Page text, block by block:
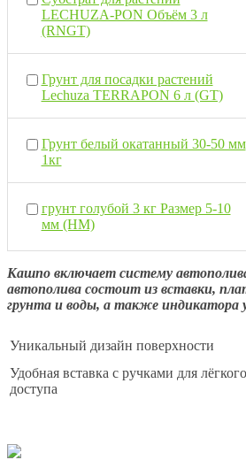
LECHUZA-PON Объём 3 л
(RNGT)
Грунт для посадки растений
Lechuza TERRAPON 6 л (GT)
Грунт белый окатанный 30-50 мм
1кг
грунт голубой 3 кг Размер 5-10
мм (НМ)
Кашпо включает систему
автополива состоит из вставки,
грунта и воды, а также индикатора
Уникальный дизайн поверхности
Удобная вставка с ручками для лёгкого
доступа